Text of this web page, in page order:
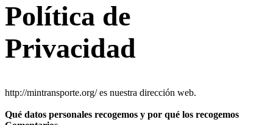
Política de
Privacidad
http://mintransporte.org/ es nuestra dirección web.
Qué datos personales recogemos y por qué los recogemos